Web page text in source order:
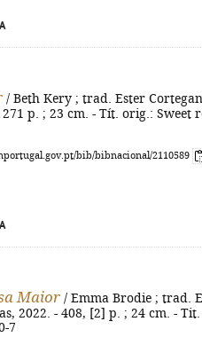
/ Beth Kery ; trad. Ester
271 p. ; 23 cm. - Tít. orig.: Sweet
bib/bibnacional/2110589
Maior / Emma Brodie ; trad.
2022. - 408, [2] p. ; 24 cm. -
7